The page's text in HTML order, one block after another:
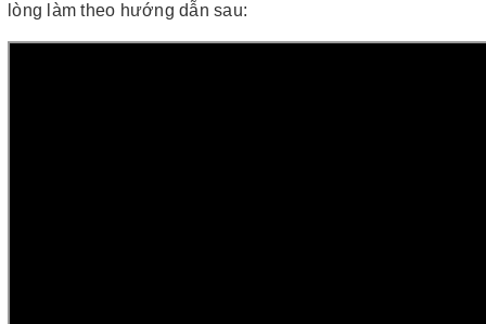
lòng làm theo hướng dẫn sau: